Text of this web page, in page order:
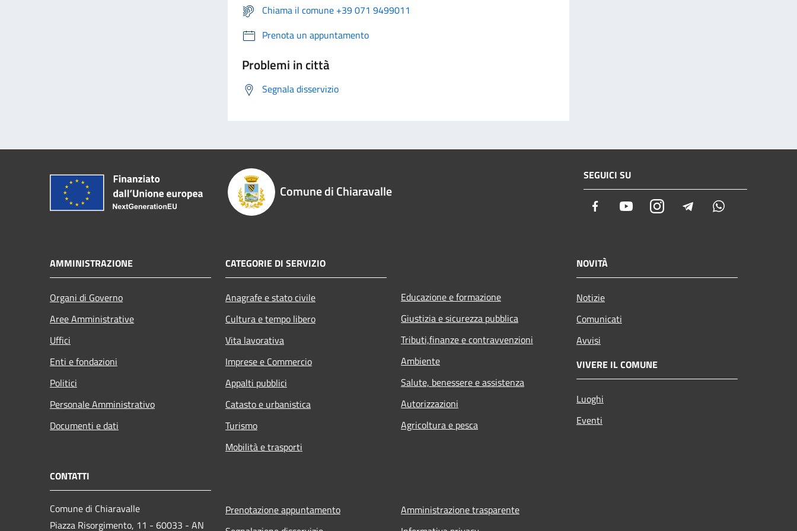
Chiama il comune +39 071 9499011
Prenota un appuntamento
Problemi in città
Segnala disservizio
Comune di Chiaravalle
SEGUICI SU
Facebook YoutubeInstagramTelegram
AMMINISTRAZIONE
Organi di Governo
Aree Amministrative
Uffici
Enti e fondazioni
Politici
Personale Amministrativo
Documenti e dati
CATEGORIE DI SERVIZIO
Anagrafe e stato civile
Cultura e tempo libero
Vita lavorativa
Imprese e Commercio
Appalti pubblici
Catasto e urbanistica
Turismo
Mobilità e trasporti
Educazione e formazione
Giustizia e sicurezza pubblica
Tributi,finanze e contravvenzioni
Ambiente
Salute, benessere e assistenza
Autorizzazioni
Agricoltura e pesca
NOVITÀ
Notizie
Comunicati
Avvisi
VIVERE IL COMUNE
Luoghi
Eventi
CONTATTI
Comune di Chiaravalle
Piazza Risorgimento, 11 - 60033 - AN
Prenotazione appuntamento
Amministrazione trasparente